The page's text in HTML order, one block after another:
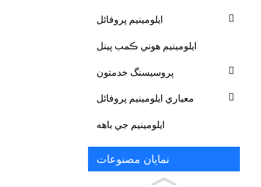
ايلومينيم پروفائل
ايلومينيم هوني ڪمب پينل
پروسيسنگ خدمتون
معياري ايلومينيم پروفائل
ايلومينيم جي باهه
نمايان مصنوعات